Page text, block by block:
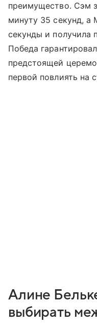
преимущество. Сэм
минуту 35 секунд, а
секунды и получила
Победа
предстоящей
первой повлиять на
Алине
выбирать